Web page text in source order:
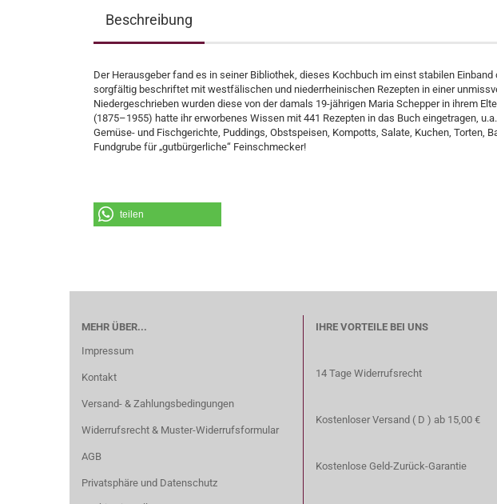
Beschreibung
Der Herausgeber fand es in seiner Bibliothek, dieses Kochbuch im einst stabilen
sorgfältig beschriftet mit westfälischen und niederrheinischen Rezepten in einer
Niedergeschrieben wurden diese von der damals 19-jährigen Maria Schepper in ihrem
(1875–1955) hatte ihr erworbenes Wissen mit 441 Rezepten in das Buch eingetragen,
Gemüse- und Fischgerichte, Puddings, Obstspeisen, Kompotts, Salate, Kuchen, Torten,
Fundgrube für „gutbürgerliche“ Feinschmecker!
teilen
MEHR ÜBER...
Impressum
Kontakt
Versand- & Zahlungsbedingungen
Widerrufsrecht & Muster-Widerrufsformular
AGB
Privatsphäre und Datenschutz
IHRE VORTEILE BEI UNS
14 Tage Widerrufsrecht
Kostenloser Versand ( D ) ab 15,00 €
Kostenlose Geld-Zurück-Garantie